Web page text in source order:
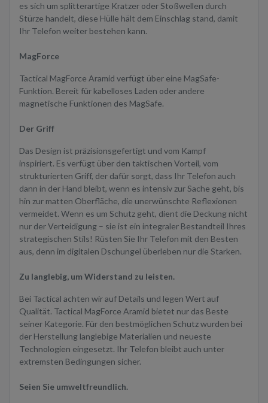
es sich um splitterartige Kratzer oder Stoßwellen durch
Stürze handelt, diese Hülle hält dem Einschlag stand, damit
Ihr Telefon weiter bestehen kann.
MagForce
Tactical MagForce Aramid verfügt über eine MagSafe-
Funktion. Bereit für kabelloses Laden oder andere
magnetische Funktionen des MagSafe.
Der Griff
Das Design ist präzisionsgefertigt und vom Kampf
inspiriert. Es verfügt über den taktischen Vorteil, vom
strukturierten Griff, der dafür sorgt, dass Ihr Telefon auch
dann in der Hand bleibt, wenn es intensiv zur Sache geht, bis
hin zur matten Oberfläche, die unerwünschte Reflexionen
vermeidet. Wenn es um Schutz geht, dient die Deckung nicht
nur der Verteidigung – sie ist ein integraler Bestandteil Ihres
strategischen Stils! Rüsten Sie Ihr Telefon mit den Besten
aus, denn im digitalen Dschungel überleben nur die Starken.
Zu langlebig, um Widerstand zu leisten.
Bei Tactical achten wir auf Details und legen Wert auf
Qualität. Tactical MagForce Aramid bietet nur das Beste
seiner Kategorie. Für den bestmöglichen Schutz wurden bei
der Herstellung langlebige Materialien und neueste
Technologien eingesetzt. Ihr Telefon bleibt auch unter
extremsten Bedingungen sicher.
Seien Sie umweltfreundlich.